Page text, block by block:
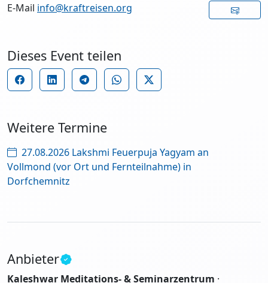
E-Mail info@kraftreisen.org
Dieses Event teilen
Weitere Termine
27.08.2026 Lakshmi Feuerpuja Yagyam an
Vollmond (vor Ort und Fernteilnahme) in
Dorfchemnitz
Anbieter
Kaleshwar Meditations- & Seminarzentrum ·